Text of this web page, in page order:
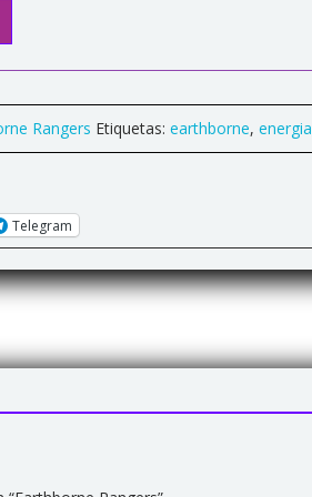
Rangers Etiquetas: earthborne, energia
Telegram